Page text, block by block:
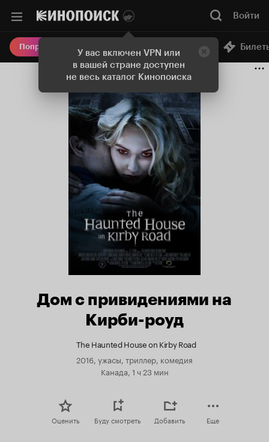
У вас включен VPN или
в вашей стране доступен
не весь каталог Кинопоиска
Войти
Попробовать Плюс Онлайн-кинотеатр
Дом с привидениями на
Кирби-роуд
The Haunted House on Kirby Road
2016, ужасы, триллер, комедия
Канада, 1 ч 23 мин
Оценить Буду смотреть Добавить Еще